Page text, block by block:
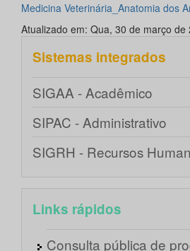
Medicina Veterinária_Anatomia dos
Atualizado em: Qua, 30 de março de
Sistemas integrados
SIGAA - Acadêmico
SIPAC - Administrativo
SIGRH - Recursos
Links rápidos
Consulta pública de